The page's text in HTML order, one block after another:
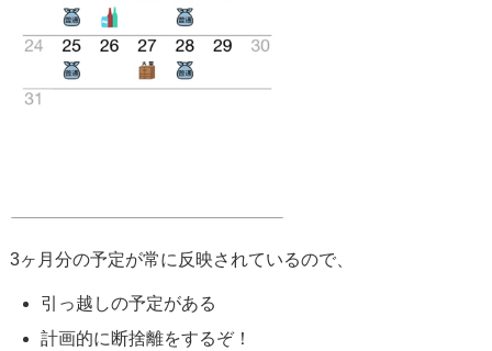
3ヶ月分の予定が常に反映されているので、
引っ越しの予定がある
計画的に断捨離をするぞ！